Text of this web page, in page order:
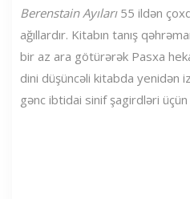
Berenstain Ayıları55 ildən
ağıllardır. Kitabın tanış
bir az ara götürərək Pasxa
dini düşüncəli kitabda yenidən
gənc ibtidai sinif şagirdləri üçün